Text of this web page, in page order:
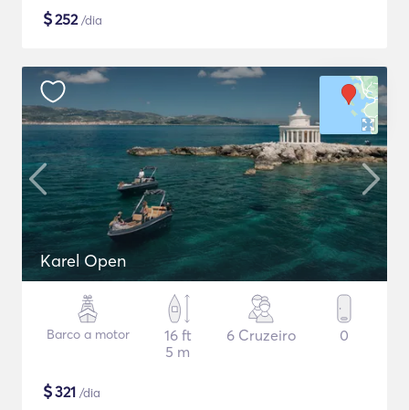
$252/dia
Karel Open
Barco a motor
16 ft
5 m
6 Cruzeiro 0
$321 /dia